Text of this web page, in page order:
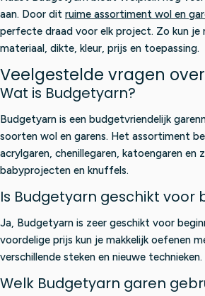
aan. Door dit ruime assortiment wol en
perfecte draad voor elk project. Zo kun je
materiaal, dikte, kleur, prijs en toepassing.
Veelgestelde vragen
Wat is Budgetyarn?
Budgetyarn is een budgetvriendelijk
soorten wol en garens. Het assortiment
acrylgaren, chenillegaren, katoengaren en
babyprojecten en knuffels.
Is Budgetyarn geschikt voor
Ja, Budgetyarn is zeer geschikt voor
voordelige prijs kun je makkelijk oefenen
verschillende steken en nieuwe technieken.
Welk Budgetyarn garen